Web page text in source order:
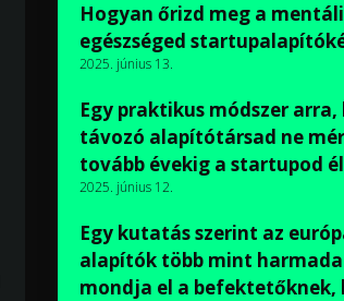
Hogyan őrizd meg a
egészséged
2025. június 13.
Egy praktikus módszer arra,
távozó alapítótársad ne
tovább évekig a startupod
2025. június 12.
Egy kutatás szerint az
alapítók több mint
mondja el a befektetőknek,